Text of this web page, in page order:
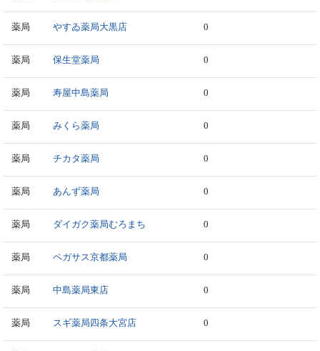
薬局 やすゐ薬局大黒店 0
薬局 保生堂薬局 0
薬局 寿屋中島薬局 0
薬局 みくら薬局 0
薬局 チカタ薬局 0
薬局 あんず薬局 0
薬局 ダイガク薬局むろまち 0
薬局 ペガサス京都薬局 0
薬局 中島薬局東店 0
薬局 スギ薬局四条大宮店 0